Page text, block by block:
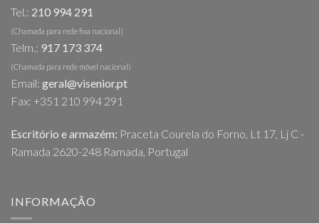
Tel.: 210 994 291
(Chamada para rede fixa nacional)
Telm.: 917 173 374
(Chamada para rede móvel nacional)
Email: geral@visenior.pt
Fax: +351 210 994 291
Escritório e armazém: Praceta Courela do Forno, Lt 17, Lj C -
Ramada 2620-248 Ramada, Portugal
INFORMAÇÃO